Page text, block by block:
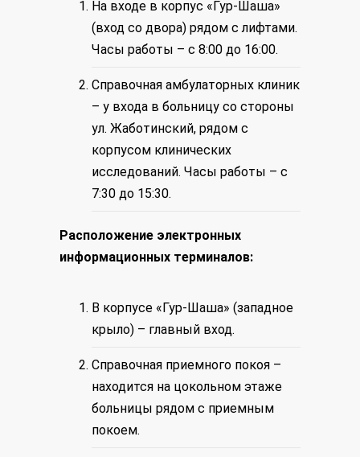
На входе в корпус «Гур-Шаша»
(вход со двора) рядом с лифтами.
Часы работы – с 8:00 до 16:00.
Справочная амбулаторных клиник
– у входа в больницу со стороны
ул. Жаботинский, рядом с
корпусом клинических
исследований. Часы работы – с
7:30 до 15:30.
Расположение электронных
информационных терминалов:
В корпусе «Гур-Шаша» (западное
крыло) – главный вход.
Справочная приемного покоя –
находится на цокольном этаже
больницы рядом с приемным
покоем.